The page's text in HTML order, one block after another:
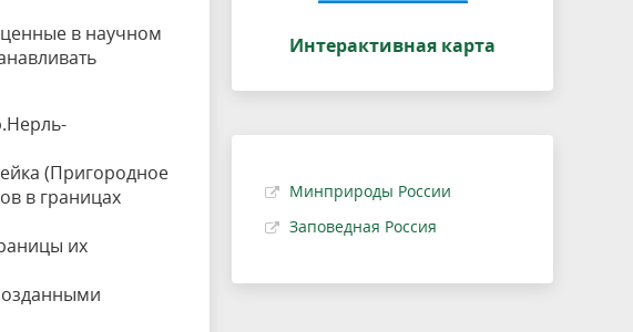
в научном
(Пригородное
в границах
их
Интерактивная карта
Минприроды России
Заповедная Россия